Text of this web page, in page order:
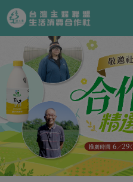
產品分類
當季蔬果
一籃菜
芽苗類
辛香料類
奶蛋豆・五穀
食譜料理
食材
米食
麵食
肉食
特別企畫
預購活動
把最好的台灣味帶回家！
防災用品預購圓滿結束
綠主張
觀點文章
關於合作社